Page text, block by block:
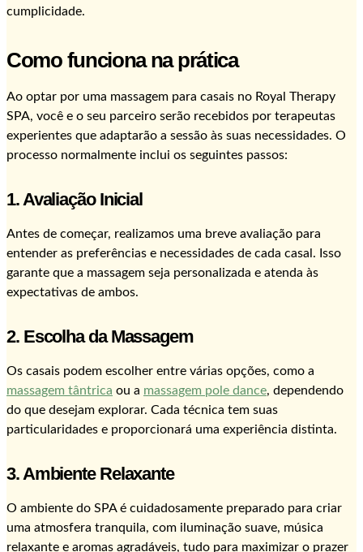
cumplicidade.
Como funciona na prática
Ao optar por uma massagem para casais no Royal Therapy
SPA, você e o seu parceiro serão recebidos por terapeutas
experientes que adaptarão a sessão às suas necessidades. O
processo normalmente inclui os seguintes passos:
1. Avaliação Inicial
Antes de começar, realizamos uma breve avaliação para
entender as preferências e necessidades de cada casal. Isso
garante que a massagem seja personalizada e atenda às
expectativas de ambos.
2. Escolha da Massagem
Os casais podem escolher entre várias opções, como a
massagem tântrica ou a massagem pole dance, dependendo
do que desejam explorar. Cada técnica tem suas
particularidades e proporcionará uma experiência distinta.
3. Ambiente Relaxante
O ambiente do SPA é cuidadosamente preparado para criar
uma atmosfera tranquila, com iluminação suave, música
relaxante e aromas agradáveis, tudo para maximizar o prazer